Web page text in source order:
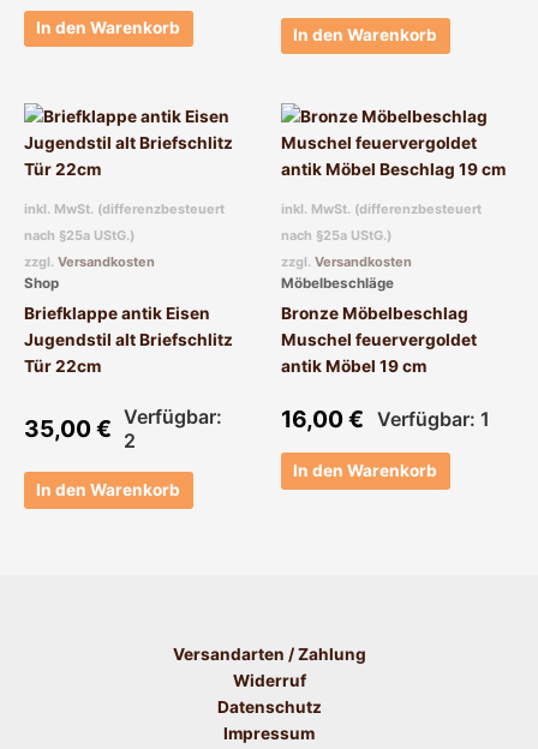
In den Warenkorb In den Warenkorb
inkl. MwSt. (differenzbesteuert
nach §25a UStG.)
zzgl. Versandkosten
Shop
Briefklappe antik Eisen
Jugendstil alt Briefschlitz
Tür 22cm
35,00€ Verfügbar:
2
In den Warenkorb
inkl. MwSt. (differenzbesteuert
nach §25a UStG.)
zzgl. Versandkosten
Möbelbeschläge
Bronze Möbelbeschlag
Muschel feuervergoldet
antik Möbel 19 cm
16,00€ Verfügbar: 1
In den Warenkorb
Versandarten / Zahlung
Widerruf
Datenschutz
Impressum